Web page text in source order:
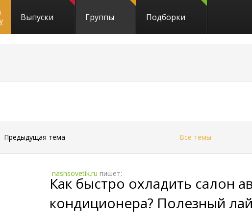
Выпуски Группы Подборки
Предыдущая тема Все темы
nashsovetik.ru пишет:
Как быстро охладить салон
кондиционера? Полезный